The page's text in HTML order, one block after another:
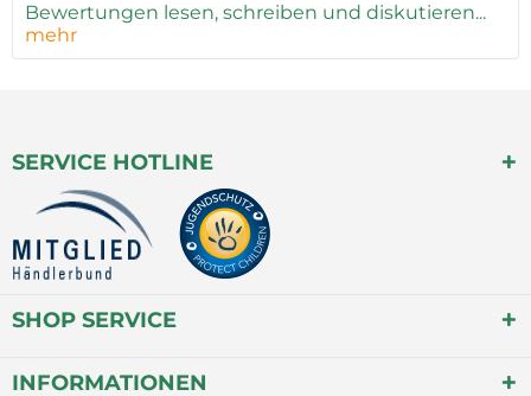
Bewertungen lesen, schreiben und diskutieren...
mehr
SERVICE HOTLINE
SHOP SERVICE
INFORMATIONEN